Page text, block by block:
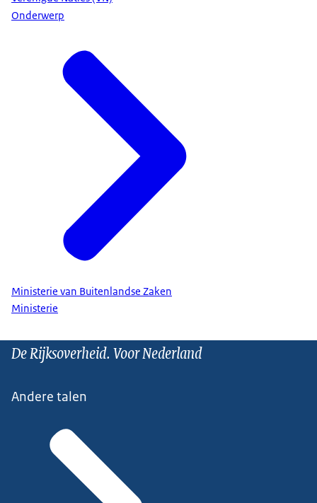
Onderwerp
Ministerie van Buitenlandse Zaken
Ministerie
De Rijksoverheid. Voor Nederland
Andere talen